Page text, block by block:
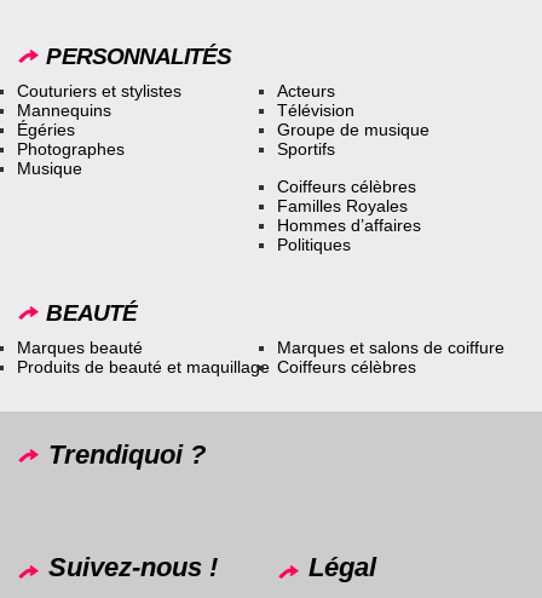
PERSONNALITÉS
Couturiers et stylistes
Mannequins
Égéries
Photographes
Musique
Acteurs
Télévision
Groupe de musique
Sportifs
Coiffeurs célèbres
Familles Royales
Hommes d’affaires
Politiques
BEAUTÉ
Marques beauté
Produits de beauté et maquillage
Marques et salons de coiffure
Coiffeurs célèbres
Trendiquoi ?
Suivez-nous ! Légal